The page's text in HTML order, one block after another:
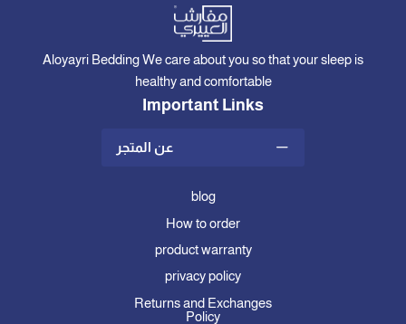
Aloyayri Bedding We care about you so that your sleep is
healthy and comfortable
Important Links
عن المتجر
blog
How to order
product warranty
privacy policy
Returns and Exchanges
Policy